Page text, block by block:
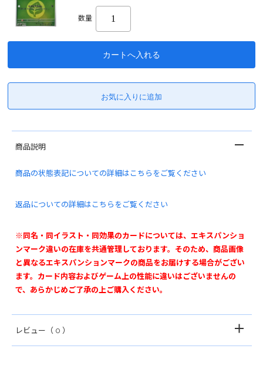
数量
商品説明
商品の状態表記についての詳細はこちらをご覧ください
返品についての詳細はこちらをご覧ください
※同名・同イラスト・同効果のカードについては、エキスパンショ
ンマーク違いの在庫を共通管理しております。そのため、商品画像
と異なるエキスパンションマークの商品をお届けする場合がござい
ます。カード内容およびゲーム上の性能に違いはございませんの
で、あらかじめご了承の上ご購入ください。
レビュー （ 0 ）